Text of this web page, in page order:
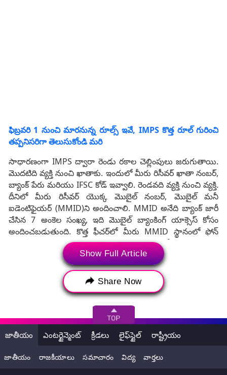
ఫిబ్రవరి 1 నుంచి మారనున్న రూల్స్ ఇవే, IMPS కొత్త రూల్ గురించి
తప్పనిసరిగా తెలుసుకోండి మరి
సాధారణంగా IMPS ద్వారా రెండు రకాల చెల్లింపులు జరుగుతాయి.
మొదటిది వ్యక్తి నుంచి ఖాతాకు. ఇందులో మీరు రిసీవర్ ఖాతా నంబర్,
బ్యాంక్ పేరు మరియు IFSC కోడ్ ఇవ్వాలి. రెండవది వ్యక్తి నుంచి వ్యక్తి.
దీనిలో మీరు రిసీవర్ యొక్క మొబైల్ నంబర్, మొబైల్ మనీ
ఐడెంటిఫైయర్ (MMID)ని అందించాలి. MMID అనేది బ్యాంక్ జారీ
చేసిన 7 అంకెల సంఖ్య, ఇది మొబైల్ బ్యాంకింగ్ యాక్సెస్ కోసం
అందించబడుతుంది. కొత్త ఫీచర్‌లో మీరు MMID స్థానంలో ఫోన్
నంబర్, బ్యాంక్ పేరును అందించాలి. IMPS ద్వారా మీరు లబ్ధిదారుని
జోడించకుండానే రూ. 5 లక్షల వరకు మొత్తాన్ని పంపవచ్చు.
Show Full Article
Share Now
జాతీయం ఎంటర్టైన్మెంట్ క్రీడలు లైఫ్‌స్టైల్ రాష్ట్రీయం
జాతీయం రాజకీయాలు సమాచారం విద్య వార్తలు